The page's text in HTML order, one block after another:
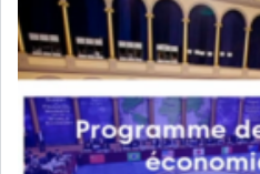
BANCAIRE
LEASING
SANTÉ